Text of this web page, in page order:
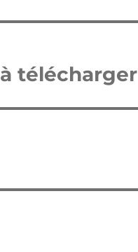
télécharger